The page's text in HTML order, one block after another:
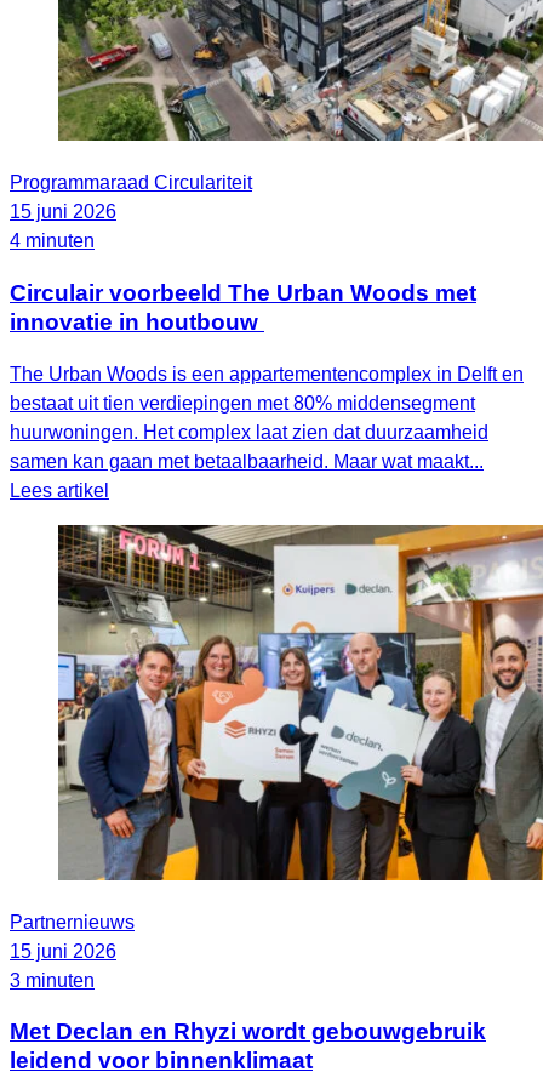
Programmaraad Circulariteit
15 juni 2026
4 minuten
Circulair voorbeeld The Urban Woods met
innovatie in houtbouw
The Urban Woods is een appartementencomplex in Delft en
bestaat uit tien verdiepingen met 80% middensegment
huurwoningen. Het complex laat zien dat duurzaamheid
samen kan gaan met betaalbaarheid. Maar wat maakt...
Lees artikel
Partnernieuws
15 juni 2026
3 minuten
Met Declan en Rhyzi wordt gebouwgebruik
leidend voor binnenklimaat